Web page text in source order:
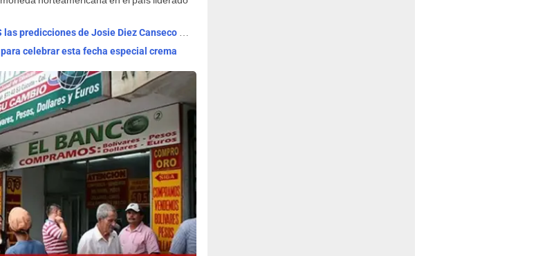
Horóscopo de HOY, viernes 7 de agosto de 2026: GRATIS las predicciones de Josie Diez Canseco para tu signo
celebrar esta fecha especial crema